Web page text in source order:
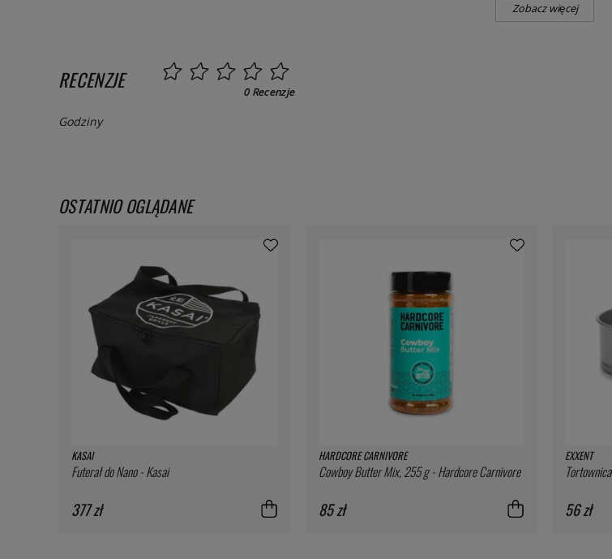
Zobacz więcej
RECENZJE 0 Recenzje
Godziny
OSTATNIO OGLĄDANE
KASAI
Futerał do Nano - Kasai
377 zł
HARDCORE CARNIVORE
Cowboy Butter Mix, 255 g - Hardcore Carnivore
85 zł
EXXENT
56 zł